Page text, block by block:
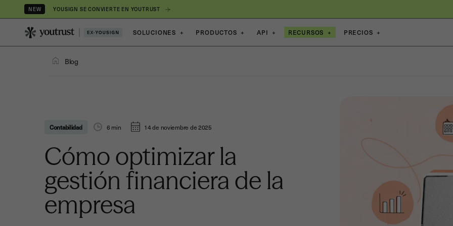
NEW YOUSIGN SE CONVIERTE EN YOUTRUST
SOLUCIONES + PRODUCTOS + API + RECURSOS + PRECIOS +
Blog
Contabilidad 6 min 14 de noviembre de 2025
Cómo optimizar la
gestión financiera de la
empresa